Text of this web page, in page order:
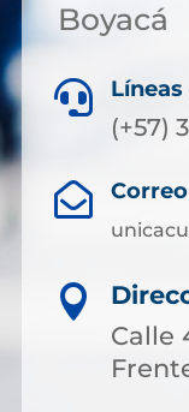
Boyacá

(+57)


Calle